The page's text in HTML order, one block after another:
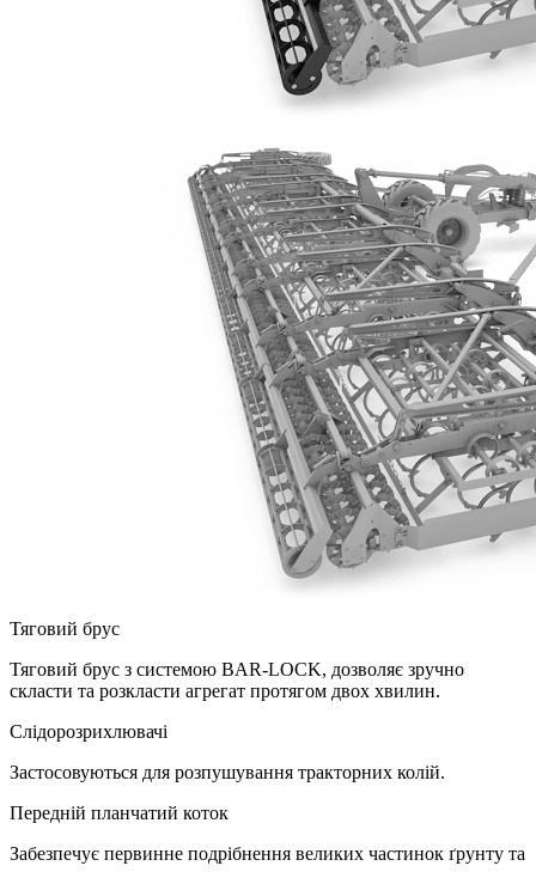
Тяговий брус
Тяговий брус з системою BAR-LOCK, дозволяє зручно
скласти та розкласти агрегат протягом двох хвилин.
Слідорозрихлювачі
Застосовуються для розпушування тракторних колій.
Передній планчатий коток
Забезпечує первинне подрібнення великих частинок ґрунту та